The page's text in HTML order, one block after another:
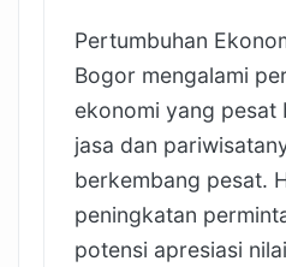
Pertumbuhan
Bogor mengalami
ekonomi yang pesat
jasa dan
berkembang pesat.
peningkatan
potensi apresiasi